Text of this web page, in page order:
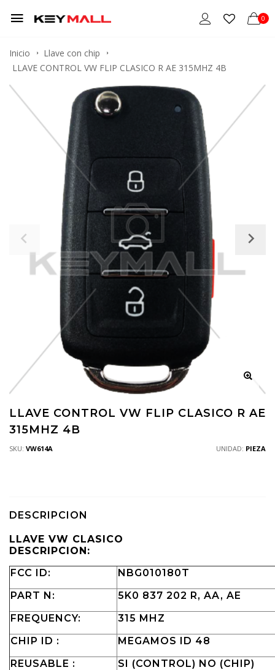
0
Inicio
Llave con chip
LLAVE CONTROL VW FLIP CLASICO R AE 315MHZ 4B
LLAVE CONTROL VW FLIP CLASICO R AE
315MHZ 4B
SKU: VW614A UNIDAD: PIEZA
DESCRIPCION
LLAVE VW CLASICO
DESCRIPCION:
FCC ID:
NBG010180T
PART N:
5K0 837 202 R, AA, AE
FREQUENCY:
315 MHZ
CHIP ID :
MEGAMOS ID 48
REUSABLE :
SI (CONTROL) NO (CHIP)